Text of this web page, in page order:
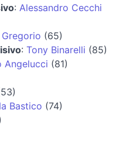
: Alessandro Cecchi
(65)
: Tony Binarelli (85)
Angelucci (81)
Bastico (74)